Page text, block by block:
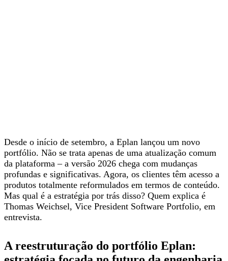
Desde o início de setembro, a Eplan lançou um novo
portfólio. Não se trata apenas de uma atualização comum
da plataforma – a versão 2026 chega com mudanças
profundas e significativas. Agora, os clientes têm acesso a
produtos totalmente reformulados em termos de conteúdo.
Mas qual é a estratégia por trás disso? Quem explica é
Thomas Weichsel, Vice President Software Portfolio, em
entrevista.
A reestruturação do portfólio Eplan: